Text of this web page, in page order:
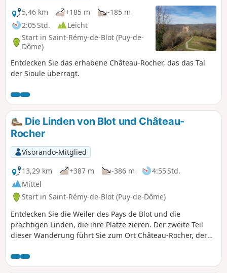
5,46 km
+185 m
-185 m
2:05 Std.
Leicht
Start in Saint-Rémy-de-Blot (Puy-de-
Dôme)
Entdecken Sie das erhabene Château-Rocher, das das Tal
der Sioule überragt.
Die Linden von Blot und Château-
Rocher
Visorando-Mitglied
13,29 km
+387 m -386 m
4:55 Std.
Mittel
Start in Saint-Rémy-de-Blot (Puy-de-Dôme)
Entdecken Sie die Weiler des Pays de Blot und die
prächtigen Linden, die ihre Plätze zieren. Der zweite Teil
dieser Wanderung führt Sie zum Ort Château-Rocher, der